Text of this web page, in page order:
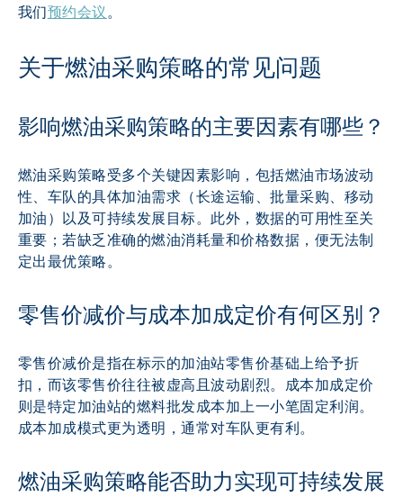
我们预约会议。
关于燃油采购策略的常见问题
影响燃油采购策略的主要因素有哪些？
燃油采购策略受多个关键因素影响，包括燃油市场波动
性、车队的具体加油需求（长途运输、批量采购、移动
加油）以及可持续发展目标。此外，数据的可用性至关
重要；若缺乏准确的燃油消耗量和价格数据，便无法制
定出最优策略。
零售价减价与成本加成定价有何区别？
零售价减价是指在标示的加油站零售价基础上给予折
扣，而该零售价往往被虚高且波动剧烈。成本加成定价
则是特定加油站的燃料批发成本加上一小笔固定利润。
成本加成模式更为透明，通常对车队更有利。
燃油采购策略能否助力实现可持续发展